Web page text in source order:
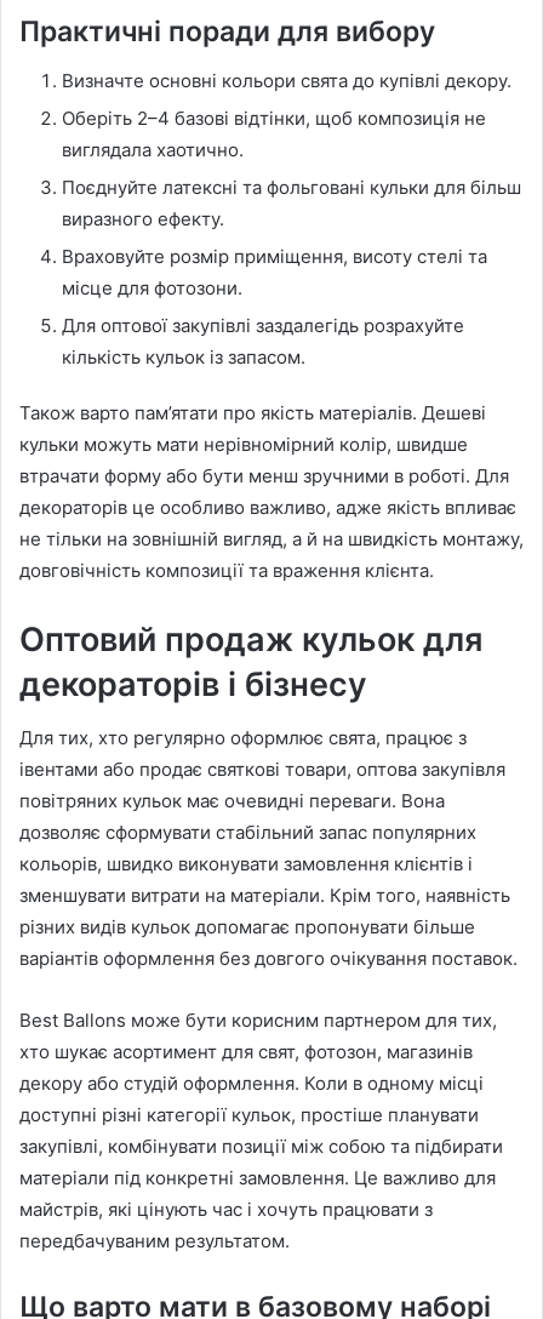
Практичні поради для вибору
Визначте основні кольори свята до купівлі декору.
Оберіть 2–4 базові відтінки, щоб композиція не
виглядала хаотично.
Поєднуйте латексні та фольговані кульки для більш
виразного ефекту.
Враховуйте розмір приміщення, висоту стелі та
місце для фотозони.
Для оптової закупівлі заздалегідь розрахуйте
кількість кульок із запасом.
Також варто пам’ятати про якість матеріалів. Дешеві
кульки можуть мати нерівномірний колір, швидше
втрачати форму або бути менш зручними в роботі. Для
декораторів це особливо важливо, адже якість впливає
не тільки на зовнішній вигляд, а й на швидкість монтажу,
довговічність композиції та враження клієнта.
Оптовий продаж кульок для
декораторів і бізнесу
Для тих, хто регулярно оформлює свята, працює з
івентами або продає святкові товари, оптова закупівля
повітряних кульок має очевидні переваги. Вона
дозволяє сформувати стабільний запас популярних
кольорів, швидко виконувати замовлення клієнтів і
зменшувати витрати на матеріали. Крім того, наявність
різних видів кульок допомагає пропонувати більше
варіантів оформлення без довгого очікування поставок.
Best Ballons може бути корисним партнером для тих,
хто шукає асортимент для свят, фотозон, магазинів
декору або студій оформлення. Коли в одному місці
доступні різні категорії кульок, простіше планувати
закупівлі, комбінувати позиції між собою та підбирати
матеріали під конкретні замовлення. Це важливо для
майстрів, які цінують час і хочуть працювати з
передбачуваним результатом.
Що варто мати в базовому наборі